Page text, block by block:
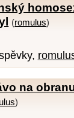
(romulus)
na
)